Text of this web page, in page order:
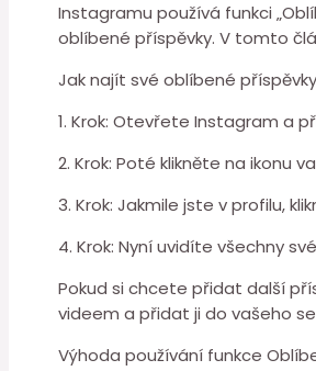
Instagramu používá funkci
oblíbené příspěvky. V tomto
Jak najít své oblíbené
1. Krok: Otevřete Instagram a
2. Krok: Poté klikněte na ikonu
3. Krok: Jakmile jste v profilu,
4. Krok: Nyní uvidíte všechny
Pokud si chcete přidat další
videem a přidat ji do vašeho
Výhoda používání funkce